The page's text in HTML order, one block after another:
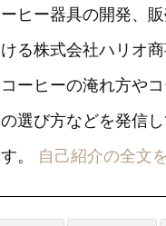
ーヒー器具の開発、
ける株式会社ハリオ商
コーヒーの淹れ方や
の選び方などを発信し
す。 自己紹介の全文